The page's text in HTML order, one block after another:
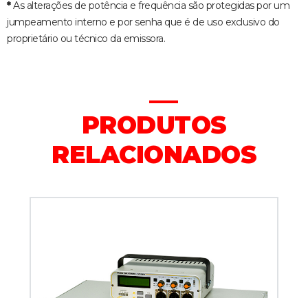
*As alterações de potência e frequência são protegidas por um
jumpeamento interno e por senha que é de uso exclusivo do
proprietário ou técnico da emissora.
PRODUTOS
RELACIONADOS